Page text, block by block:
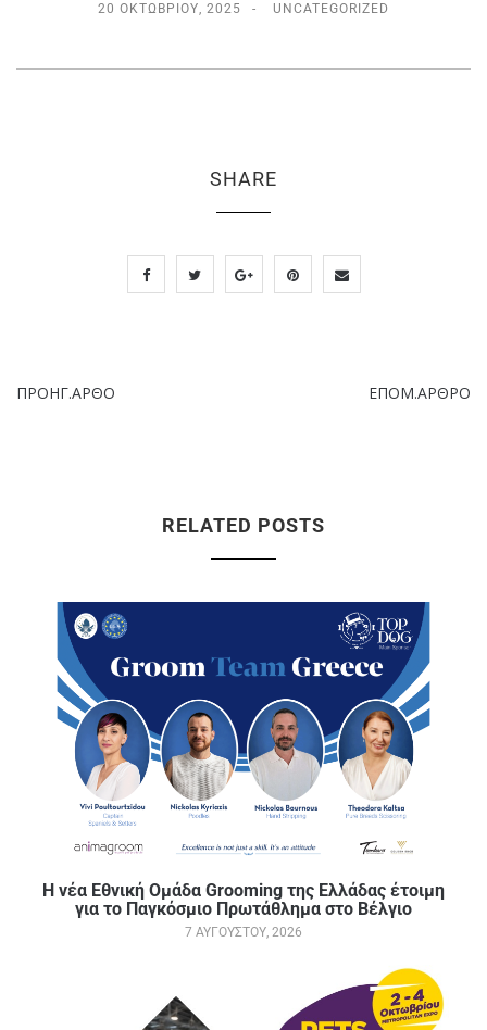
20 ΟΚΤΩΒΡΊΟΥ, 2025 UNCATEGORIZED
SHARE
ΠΡΟΗΓ.ΑΡΘΟ ΕΠΟΜ.ΑΡΘΡΟ
RELATED POSTS
Η νέα Εθνική Ομάδα Grooming της Ελλάδας έτοιμη
για το Παγκόσμιο Πρωτάθλημα στο Βέλγιο
7 ΑΥΓΟΎΣΤΟΥ, 2026